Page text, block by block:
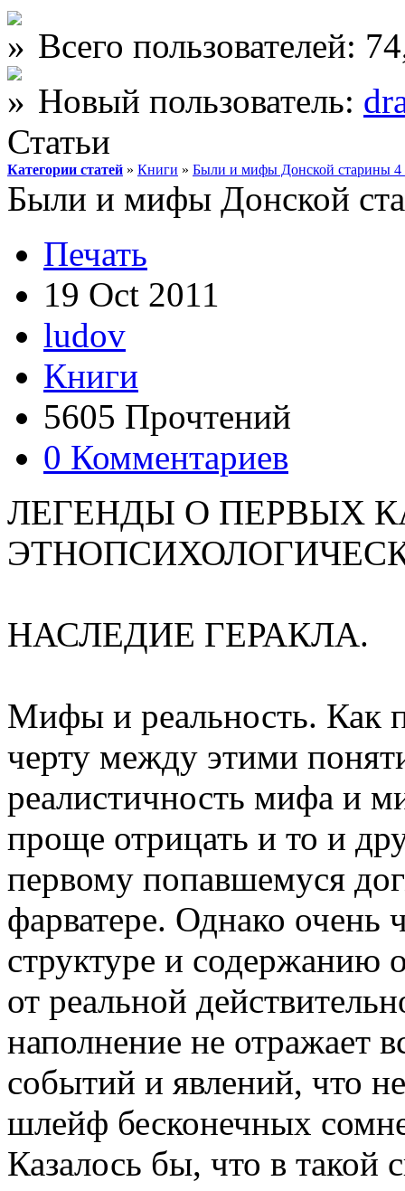
Всего пользователей:
Новый пользователь:
Статьи
Категории статей » Книги » Были и мифы Донской старины 4
Были и мифы Донской
Печать
19 Oct 2011
ludov
Книги
5605 Прочтений
0 Комментариев
ЛЕГЕНДЫ О ПЕРВЫХ
НАСЛЕДИЕ ГЕРАКЛА.
Мифы и реальность. Как
черту между этими
реалистичность мифа и
проще отрицать и то и
первому попавшемуся
фарватере. Однако очень
структуре и содержанию
от реальной
наполнение не отражает
событий и явлений, что
шлейф бесконечных
Казалось бы, что в такой